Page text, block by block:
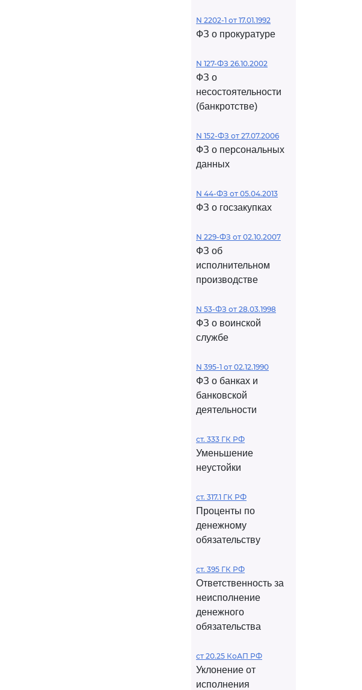
N 2202-1 от 17.01.1992
ФЗ о прокуратуре
N 127-ФЗ 26.10.2002
ФЗ о
несостоятельности
(банкротстве)
N 152-ФЗ от 27.07.2006
ФЗ о персональных
данных
N 44-ФЗ от 05.04.2013
ФЗ о госзакупках
N 229-ФЗ от 02.10.2007
ФЗ об
исполнительном
производстве
N 53-ФЗ от 28.03.1998
ФЗ о воинской
службе
N 395-1 от 02.12.1990
ФЗ о банках и
банковской
деятельности
ст. 333 ГК РФ
Уменьшение
неустойки
ст. 317.1 ГК РФ
Проценты по
денежному
обязательству
ст. 395 ГК РФ
Ответственность за
неисполнение
денежного
обязательства
ст 20.25 КоАП РФ
Уклонение от
исполнения